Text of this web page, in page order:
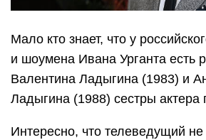
Мало кто знает, что у
и шоумена Ивана Урганта есть
Валентина Ладыгина (1983) и
Ладыгина (1988) сестры актера
Интересно, что телеведущий не